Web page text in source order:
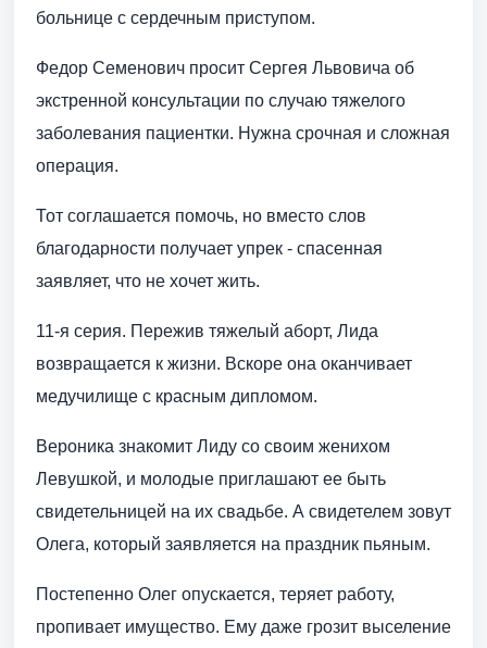
больнице с сердечным приступом.
Федор Семенович просит Сергея Львовича об
экстренной консультации по случаю тяжелого
заболевания пациентки. Нужна срочная и сложная
операция.
Тот соглашается помочь, но вместо слов
благодарности получает упрек - спасенная
заявляет, что не хочет жить.
11-я серия. Пережив тяжелый аборт, Лида
возвращается к жизни. Вскоре она оканчивает
медучилище с красным дипломом.
Вероника знакомит Лиду со своим женихом
Левушкой, и молодые приглашают ее быть
свидетельницей на их свадьбе. А свидетелем зовут
Олега, который заявляется на праздник пьяным.
Постепенно Олег опускается, теряет работу,
пропивает имущество. Ему даже грозит выселение